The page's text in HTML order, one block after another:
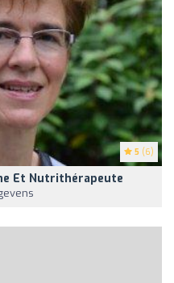
5 (6)
Et Nutrithérapeute